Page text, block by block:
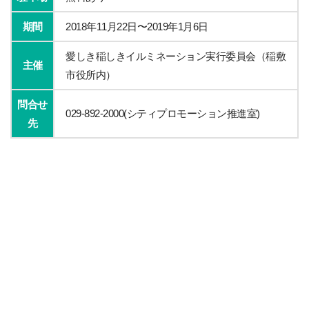
期間 2018年11月22日〜2019年1月6日
主催
愛しき稲しきイルミネーション実行委員会（稲敷
市役所内）
問合せ
先
029-892-2000(シティプロモーション推進室)